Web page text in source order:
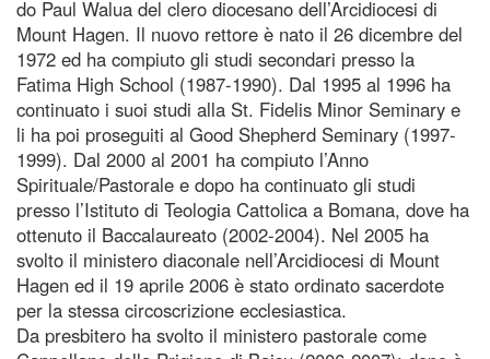
do Paul Walua del clero diocesano dell’Arcidiocesi di
Mount Hagen. Il nuovo rettore è nato il 26 dicembre del
1972 ed ha compiuto gli studi secondari presso la
Fatima High School (1987-1990). Dal 1995 al 1996 ha
continuato i suoi studi alla St. Fidelis Minor Seminary e
li ha poi proseguiti al Good Shepherd Seminary (1997-
1999). Dal 2000 al 2001 ha compiuto l’Anno
Spirituale/Pastorale e dopo ha continuato gli studi
presso l’Istituto di Teologia Cattolica a Bomana, dove ha
ottenuto il Baccalaureato (2002-2004). Nel 2005 ha
svolto il ministero diaconale nell’Arcidiocesi di Mount
Hagen ed il 19 aprile 2006 è stato ordinato sacerdote
per la stessa circoscrizione ecclesiastica.
Da presbitero ha svolto il ministero pastorale come